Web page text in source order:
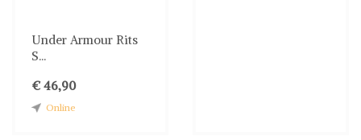
Under Armour Rits
S...
€ 46,90
Online